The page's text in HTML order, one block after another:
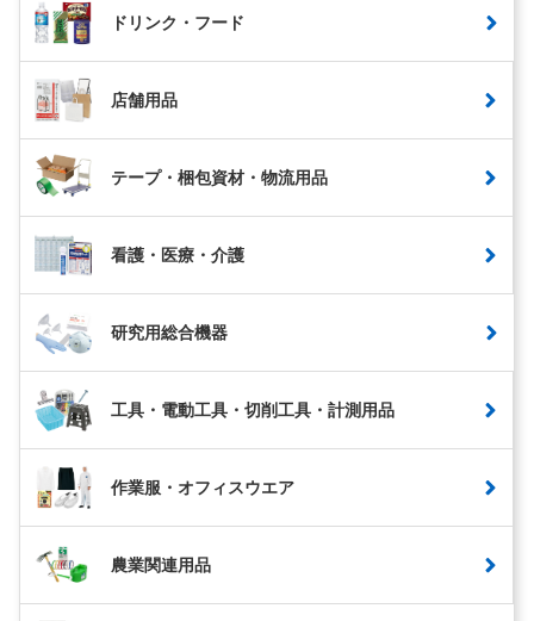
ドリンク・フード
店舗用品
テープ・梱包資材・物流用品
看護・医療・介護
研究用総合機器
工具・電動工具・切削工具・計測用品
作業服・オフィスウエア
農業関連用品